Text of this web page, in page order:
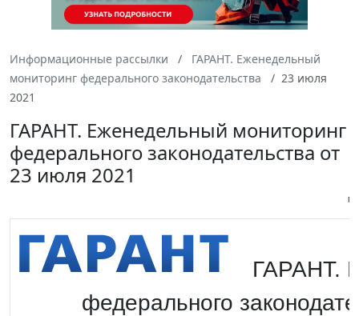
Информационные рассылки
ГАРАНТ. Еженедельный
мониторинг федерального законодательства
23 июля
2021
ГАРАНТ. Еженедельный мониторинг
федерального законодательства от
23 июля 2021
ГАРАНТ.
федерального